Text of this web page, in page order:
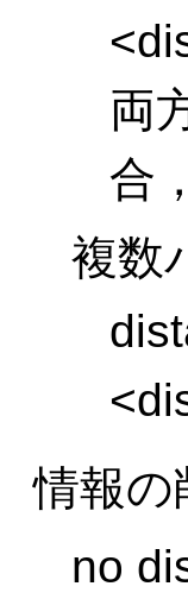
両
合
複数
情報の
no